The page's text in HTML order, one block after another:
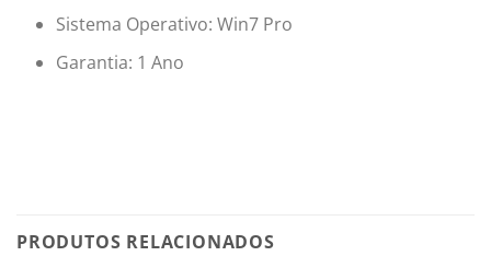
Sistema Operativo: Win7 Pro
Garantia: 1 Ano
PRODUTOS RELACIONADOS